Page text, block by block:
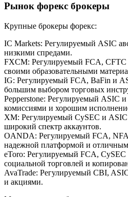
Рынок форекс брокеры
Крупные брокеры форекс:
IC Markets: Регулируемый ASIC
низкими спредами.
FXCM: Регулируемый FCA, CFTC
своими образовательными
IG: Регулируемый FCA, BaFin и
большим выбором торговых
Pepperstone: Регулируемый ASIC
комиссиями и хорошим
XM: Регулируемый CySEC и
широкий спектр аккаунтов.
OANDA: Регулируемый FCA,
надежной платформой и
eToro: Регулируемый FCA,
социальной торговлей и
AvaTrade: Регулируемый CBI,
и акциями.